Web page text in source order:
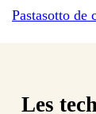
Pastasotto de
Les